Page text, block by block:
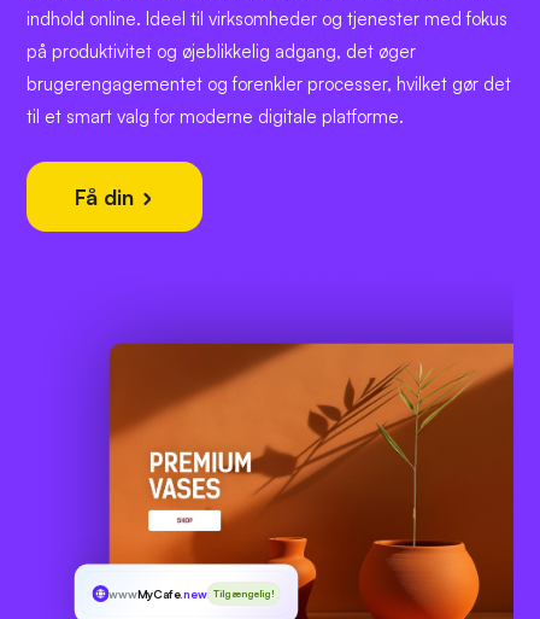
indhold online. Ideel til virksomheder og tjenester med fokus
på produktivitet og øjeblikkelig adgang, det øger
brugerengagementet og forenkler processer, hvilket gør det
til et smart valg for moderne digitale platforme.
Få din
wwwMyCafe.new Tilgængelig!